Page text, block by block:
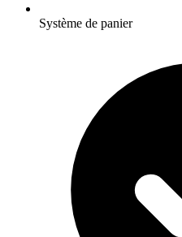
Système de panier